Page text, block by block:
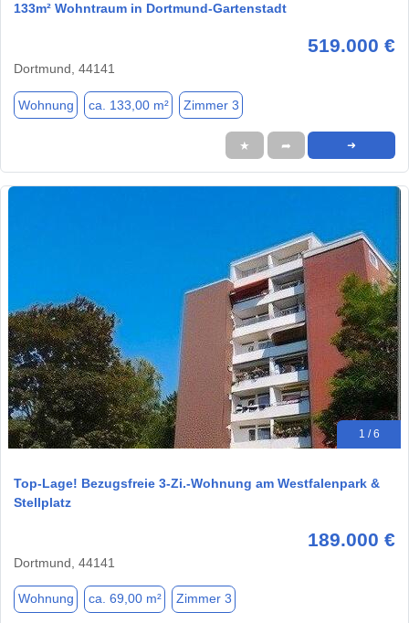
133m² Wohntraum in Dortmund-Gartenstadt
519.000 €
Dortmund, 44141
Wohnung ca. 133,00 m² Zimmer 3
★ ➦ ➜
1 / 6
Top-Lage! Bezugsfreie 3-Zi.-Wohnung am Westfalenpark &
Stellplatz
189.000 €
Dortmund, 44141
Wohnung ca. 69,00 m² Zimmer 3